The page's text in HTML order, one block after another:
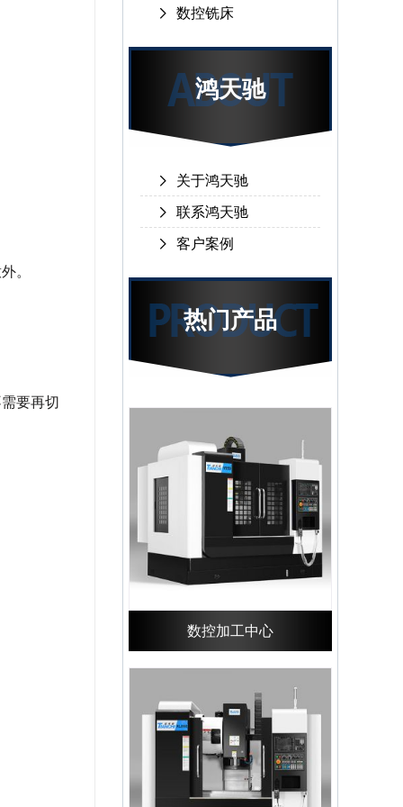
。
要再切
数控铣床
鸿天驰
关于鸿天驰
联系鸿天驰
客户案例
热门产品
数控加工中心